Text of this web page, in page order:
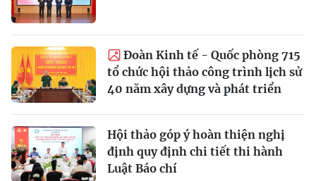
Đoàn Kinh tế - Quốc phòng 715
tổ chức hội thảo công trình lịch sử
40 năm xây dựng và phát triển
Hội thảo góp ý hoàn thiện nghị
định quy định chi tiết thi hành
Luật Báo chí